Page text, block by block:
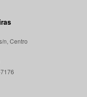
n, Centro